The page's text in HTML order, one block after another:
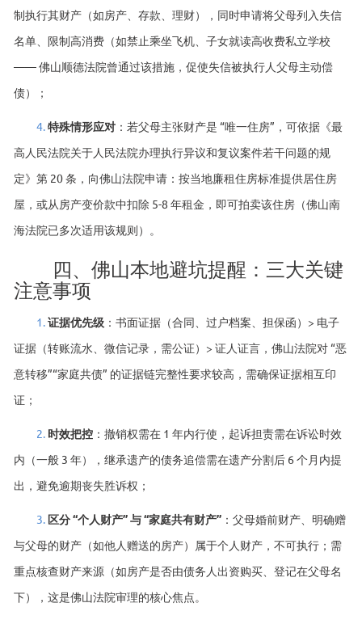
制执行其财产（如房产、存款、理财），同时申请将父母列入失信
名单、限制高消费（如禁止乘坐飞机、子女就读高收费私立学校
—— 佛山顺德法院曾通过该措施，促使失信被执行人父母主动偿
债）；
4. 特殊情形应对 ：若父母主张财产是 “唯一住房”，可依据《最
高人民法院关于人民法院办理执行异议和复议案件若干问题的规
定》第 20 条，向佛山法院申请：按当地廉租住房标准提供居住房
屋，或从房产变价款中扣除 5-8 年租金，即可拍卖该住房（佛山南
海法院已多次适用该规则）。
四、佛山本地避坑提醒：三大关键
注意事项
1. 证据优先级 ：书面证据（合同、过户档案、担保函）> 电子
证据（转账流水、微信记录，需公证）> 证人证言，佛山法院对 “恶
意转移”“家庭共债” 的证据链完整性要求较高，需确保证据相互印
证；
2. 时效把控 ：撤销权需在 1 年内行使，起诉担责需在诉讼时效
内（一般 3 年），继承遗产的债务追偿需在遗产分割后 6 个月内提
出，避免逾期丧失胜诉权；
3. 区分 “个人财产” 与 “家庭共有财产” ：父母婚前财产、明确赠
与父母的财产（如他人赠送的房产）属于个人财产，不可执行；需
重点核查财产来源（如房产是否由债务人出资购买、登记在父母名
下），这是佛山法院审理的核心焦点。